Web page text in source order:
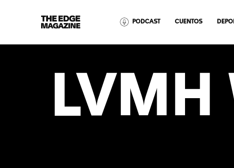
The
Edge
Magazine
PODCAST CUENTOS
LVMH